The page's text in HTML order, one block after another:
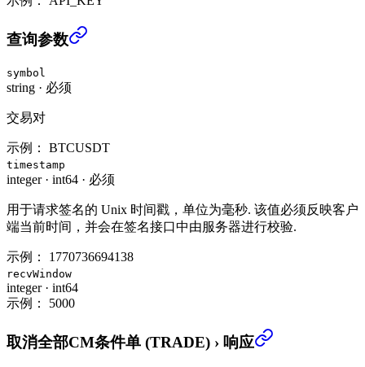
取消全部CM条件单 (TRADE)
查询参数
symbol
string · 必须
交易对
示例： BTCUSDT
timestamp
integer· int64 · 必须
用于请求签名的 Unix 时间戳，单位为毫秒. 该值必须反映客户
端当前时间，并会在签名接口中由服务器进行校验.
示例： 1770736694138
recvWindow
integer· int64
示例：
5000
取消全部CM条件单 (TRADE) › 响应